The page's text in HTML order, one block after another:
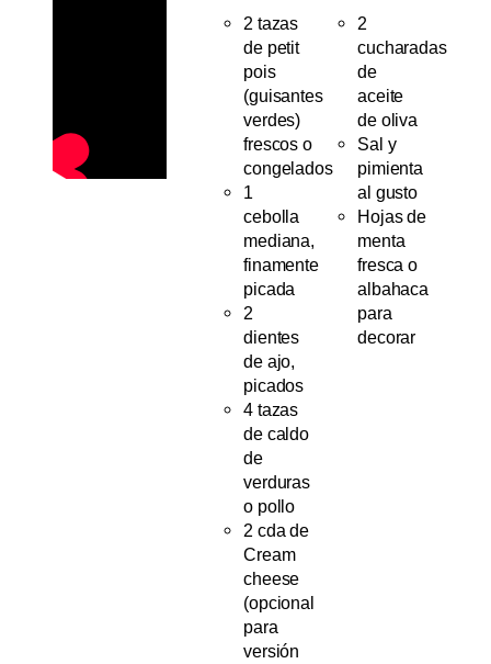
2 tazas
de petit
pois
(guisantes
verdes)
frescos o
congelados
1
cebolla
mediana,
finamente
picada
2
dientes
de ajo,
picados
4 tazas
de caldo
de
verduras
o pollo
2 cda de
Cream
cheese
(opcional
para
versión
2
cucharadas
de
aceite
de oliva
Sal y
pimienta
al gusto
Hojas de
menta
fresca o
albahaca
para
decorar